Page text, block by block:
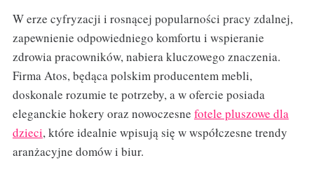
W erze cyfryzacji i rosnącej popularności pracy zdalnej,
zapewnienie odpowiedniego komfortu i wspieranie
zdrowia pracowników, nabiera kluczowego znaczenia.
Firma Atos, będąca polskim producentem mebli,
doskonale rozumie te potrzeby, a w ofercie posiada
eleganckie hokery oraz nowoczesne fotele pluszowe dla
dzieci, które idealnie wpisują się w współczesne trendy
aranżacyjne domów i biur.